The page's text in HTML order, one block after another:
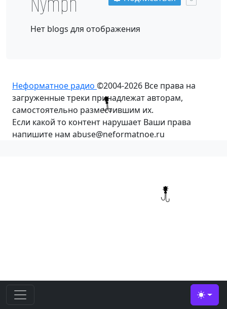
Нет blogs для отображения
Неформатное радио ©2004-2026 Все права на
загруженные треки принадлежат авторам,
самостоятельно разместившим их.
Если какой то контент нарушает Ваши права
напишите нам abuse@neformatnoe.ru